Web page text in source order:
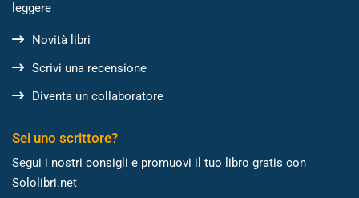
leggere
Novità libri
Scrivi una recensione
Diventa un collaboratore
Sei uno scrittore?
Segui i nostri consigli e promuovi il tuo libro gratis con
Sololibri.net